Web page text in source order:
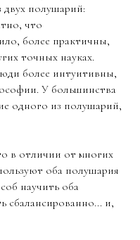
двух полушарий:
что
более практичны,
точных науках.
более интуитивны,
У большинства
одного из полушарий,
в отличии от многих
оба полушария
научить оба
сбалансированно... и,